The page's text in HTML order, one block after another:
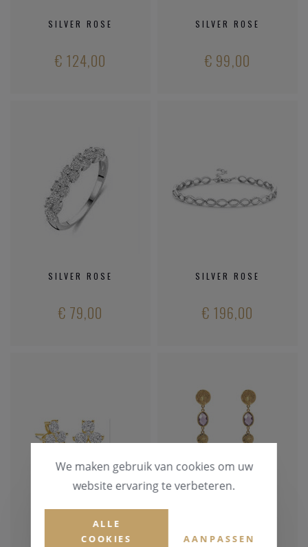
SILVER ROSE
€ 124,00
SILVER ROSE
€ 99,00
SILVER ROSE
€ 79,00
SILVER ROSE
€ 196,00
SILVER ROSE
We maken gebruik van cookies om uw
website ervaring te verbeteren.
ALLE
COOKIES
AANPASSEN